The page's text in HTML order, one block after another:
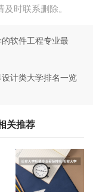
时联系删除。
软件工程专业最
计类大学排名一览
关推荐